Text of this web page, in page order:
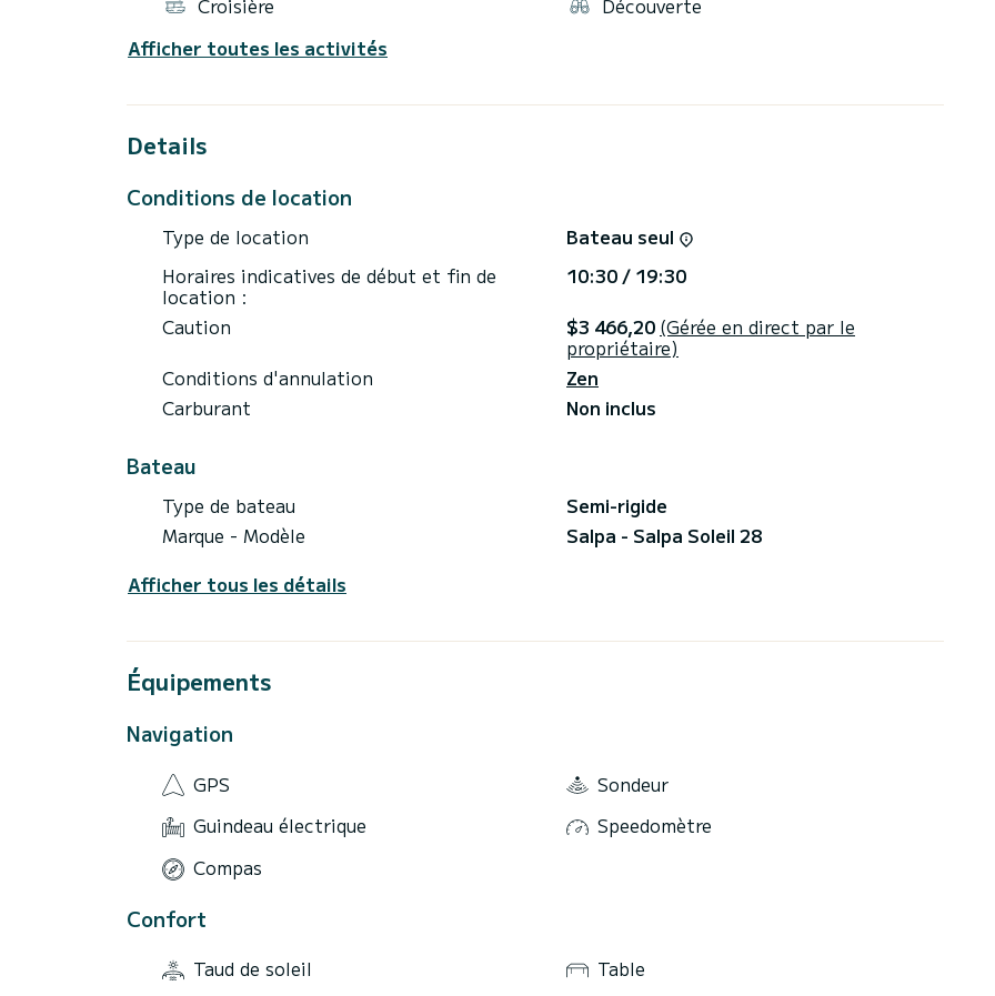
Afficher toutes les activités
Details
Conditions de location
Type de location
Bateau seul
Horaires indicatives de début et fin de
location :
10:30 / 19:30
Caution
$3 466,20 (Gérée en direct par le
propriétaire)
Conditions d'annulation
Zen
Carburant
Non inclus
Bateau
Type de bateau
Semi-rigide
Marque - Modèle
Salpa - Salpa Soleil 28
Afficher tous les détails
Équipements
Navigation
GPS
Sondeur
Guindeau électrique
Speedomètre
Compas
Confort
Taud de soleil
Table